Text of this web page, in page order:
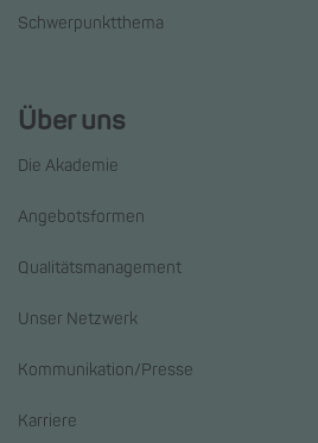
Schwerpunktthema
Über uns
Die Akademie
Angebotsformen
Qualitätsmanagement
Unser Netzwerk
Kommunikation/Presse
Karriere